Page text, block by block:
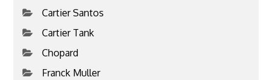
Cartier Santos
Cartier Tank
Chopard
Franck Muller